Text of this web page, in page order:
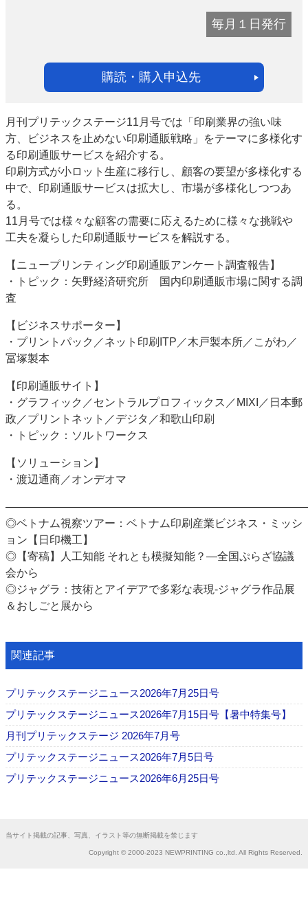
毎月１日発行
購読・購入申込先
月刊プリテックステージ11月号では「印刷業界の強い味
方、ビジネスを止めない印刷通販戦略」をテーマに多様化す
る印刷通販サービスを紹介する。
印刷方式が小ロット生産に移行し、顧客の要望が多様化する
中で、印刷通販サービスは拡大し、市場が多様化しつつあ
る。
11月号では様々な顧客の需要に応えるために様々な挑戦や
工夫を凝らした印刷通販サービスを解説する。
【ニュープリンティング印刷通販アンケート調査報告】
・トピック：矢野経済研究所 国内印刷通販市場に関する調
査
【ビジネスサポーター】
・プリントパック／ネット印刷ITP／木戸製本所／こがわ／
冨塚製本
【印刷通販サイト】
・グラフィック／セントラルプロフィックス／MIXI／日本郵
政／プリントネット／デジタ／和歌山印刷
・トピック：ソルトワークス
【ソリューション】
・渡辺通商／オンデオマ
◎ベトナム視察ツアー：ベトナム印刷産業ビジネス・ミッシ
ョン【日印機工】
◎【寄稿】人工知能 それとも模擬知能？―全国ぷらざ協議
会から
◎ジャグラ：技術とアイデアで多彩な表現-ジャグラ作品展
＆おしごと展から
関連記事
プリテックステージニュース2026年7月25日号
プリテックステージニュース2026年7月15日号【暑中特集号】
月刊プリテックステージ 2026年7月号
プリテックステージニュース2026年7月5日号
プリテックステージニュース2026年6月25日号
当サイト掲載の記事、写真、イラスト等の無断掲載を禁じます
Copyright © 2000-2023 NEWPRINTING co.,ltd. All Rights Reserved.